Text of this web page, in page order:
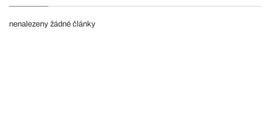
nenalezeny žádné články